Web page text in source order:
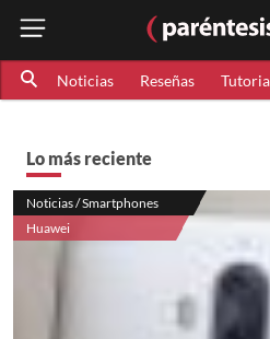
Noticias Reseñas
Lo más reciente
Noticias / Smartphones
Huawei